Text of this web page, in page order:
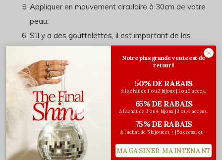
Appliquer en mouvement circulaire à 30cm de votre
peau.
S’il y a des gouttelettes, il est important de les
Laisser sécher à l’air libre environ deux minutes pour
que votre peau ne soit plus collante. Par la suite,
vous pourrez vous habiller.
Vous devez appliquer une crème hydratante 24
heures après, afin de conserver le teint.
Éviter tout contact avec l’eau pour une période de 12
à 24 heures.
Notre plus grande vente est de
retour!!
50% DE RABAIS
à l'achat de 1 ou 2 bijoux | 1 ou 2 acces.
65% DE RABAIS
à l'achat de 3 ou 4 bijoux | 3 ou 4 access.
75% DE RABAIS
à l'achat de 5 bijoux et + | 5 access. et +
MAGASINER MAINTENANT